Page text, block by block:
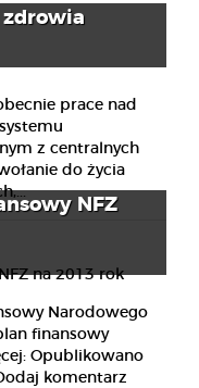
zdrowia
prace nad
z centralnych
do życia
NFZ
Narodowego
finansowy
Opublikowano
komentarz